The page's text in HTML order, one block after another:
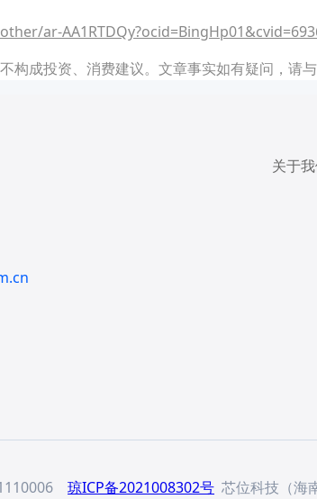
ar-
成投资、消费建议。文章事实如有疑问，请
关于
琼ICP备2021008302号 芯位科技（海